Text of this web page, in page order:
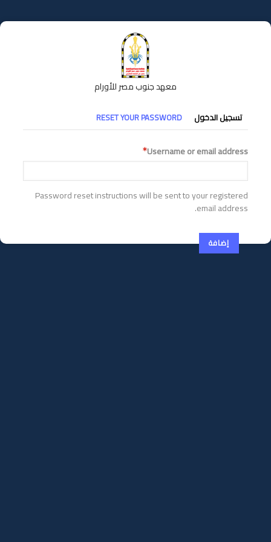
إلى
المحتوى
معهد جنوب مصر للأورام
التبويبات
الأساسية
تسجيل الدخول RESET YOUR PASSWORD
Username or email address
Password reset instructions will be sent to your registered
email address.